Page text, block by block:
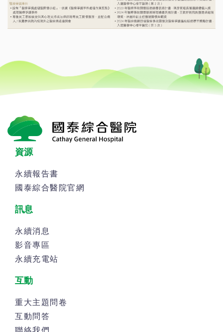
資源
永續報告書
國泰綜合醫院官網
訊息
永續消息
影音專區
永續充電站
互動
重大主題問卷
互動問答
聯絡我們